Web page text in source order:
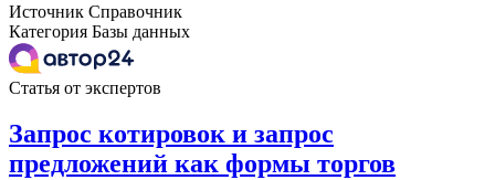
Источник Справочник
Категория Базы данных
Статья от экспертов
Запрос котировок и запрос
предложений как формы торгов